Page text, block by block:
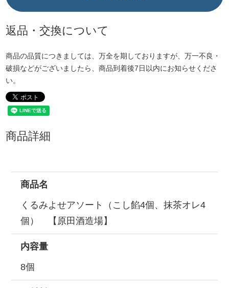
返品・交換について
商品の品質につきましては、万全を期しておりますが、万一不良・
破損などがございましたら、商品到着後7日以内にお知らせくださ
い。
商品詳細
商品名
くるみよせアソート（こし餡4個、抹茶オレ4
個） 【原田酒造場】
内容量
8個